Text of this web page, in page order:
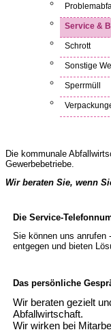
Service &
Schrott
Sonstige
Sperrmüll
Die kommunale
Gewerbebetriebe.
Wir beraten Sie, wenn
Die Service-
Sie können uns anrufen
entgegen und bieten
Das persönliche
Wir beraten gezielt
Abfallwirtschaft.
Wir wirken bei